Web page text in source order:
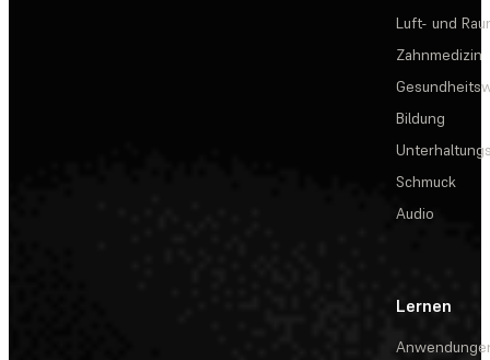
Luft- und
Zahnmedizin
Bildung
Schmuck
Audio
Lernen